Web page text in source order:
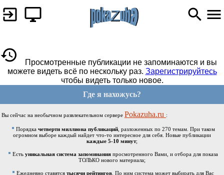
Просмотренные публикации не запоминаются и вы
можете видеть всё по нескольку раз. Зарегистрируйтесь
чтобы видеть только новое.
Где я нахожусь?
Вы сейчас на необычном развлекательном сервере Pokazuha.ru :
Порядка четверти миллиона публикаций, разложенных по 270 темам. При таком
огромном выборе каждый найдет что-то интересное для себя. Новые публикации
каждые 5-10 минут;
Есть уникальная система запоминания просмотренного Вами, и отбора для показа
ТОЛЬКО нового материала;
Ежедневно ставятся тысячи рейтингов . По ним система может выбирать для Вас